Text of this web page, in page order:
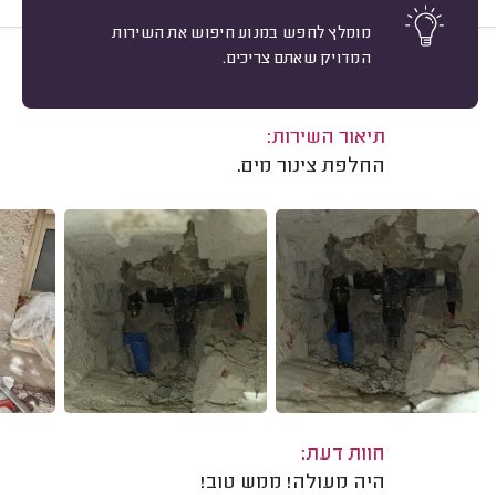
מומלץ לחפש במנוע חיפוש את השירות
המדויק שאתם צריכים.
אייל סבג, מודיעין.
תיאור השירות:
החלפת צינור מים.
חוות דעת:
היה מעולה! ממש טוב!